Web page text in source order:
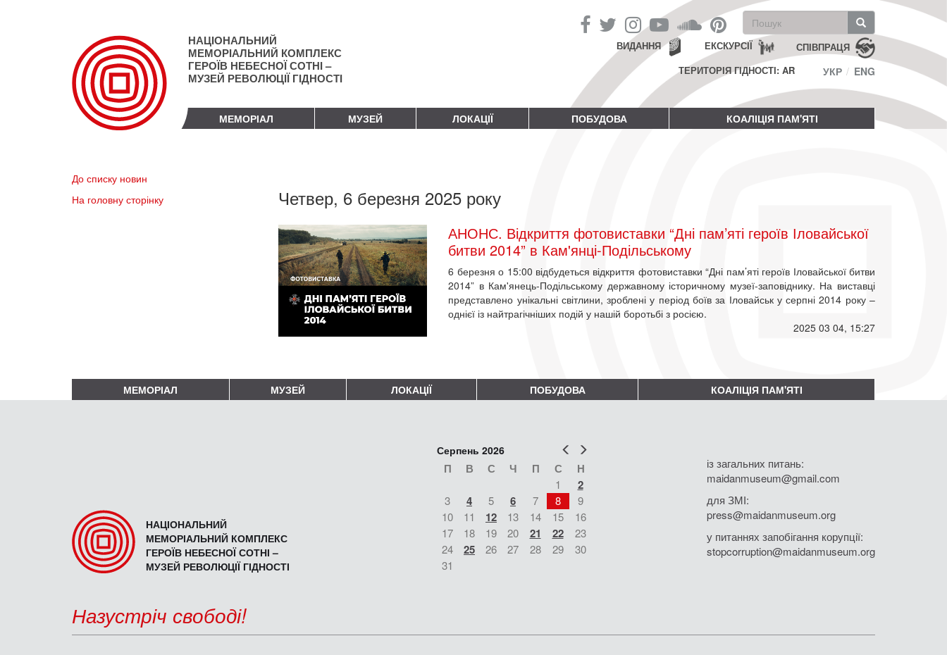
НАЦІОНАЛЬНИЙ
МЕМОРІАЛЬНИЙ КОМПЛЕКС
ГЕРОЇВ НЕБЕСНОЇ СОТНІ –
МУЗЕЙ РЕВОЛЮЦІЇ ГІДНОСТІ
Пошукова
форма
Пошук СПІВПРАЦЯ
ЕКСКУРСІЇ
ВИДАННЯ
ТЕРИТОРІЯ ГІДНОСТІ: AR
УКР ENG
МЕМОРІАЛ МУЗЕЙ ЛОКАЦІЇ ПОБУДОВА КОАЛІЦІЯ ПАМ'ЯТІ
До списку новин
На головну сторінку
Четвер, 6 березня 2025 року
АНОНС. Відкриття фотовиставки “Дні пам’яті героїв Іловайської
битви 2014” в Кам'янці-Подільському
6 березня о 15:00 відбудеться відкриття фотовиставки “Дні пам’яті героїв Іловайської битви
2014” в Кам'янець-Подільському державному історичному музеї-заповіднику. На виставці
представлено унікальні світлини, зроблені у період боїв за Іловайськ у серпні 2014 року –
однієї із найтрагічніших подій у нашій боротьбі з росією.
2025 03 04, 15:27
МЕМОРІАЛ МУЗЕЙ ЛОКАЦІЇ ПОБУДОВА КОАЛІЦІЯ ПАМ'ЯТІ
НАЦІОНАЛЬНИЙ
МЕМОРІАЛЬНИЙ КОМПЛЕКС
ГЕРОЇВ НЕБЕСНОЇ СОТНІ –
МУЗЕЙ РЕВОЛЮЦІЇ ГІДНОСТІ
Попер
Серпень 2026
П В С Ч П С Н
1 2
3 4 5 6 7 8
9
10
11 12 13 14 15
16
17
18 19 20 21 22
23
24
25 26 27 28 29
30
31
із загальних питань:
maidanmuseum@gmail.com
для ЗМІ:
press@maidanmuseum.org
у питаннях запобігання корупції:
stopcorruption@maidanmuseum.org
Назустріч свободі!